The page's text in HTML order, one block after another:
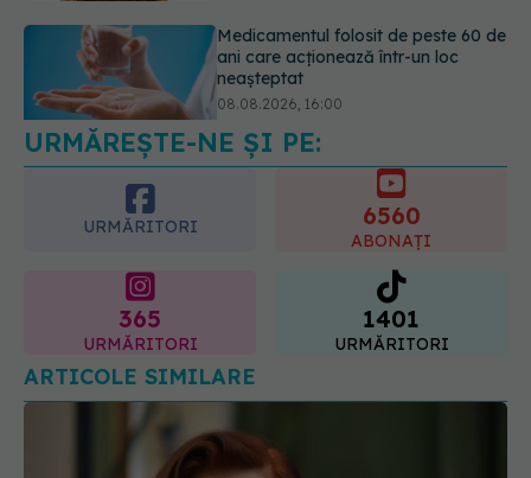
Transpirații nocturne: semnul ignorat
care poate ascunde probleme
serioase de sănătate
08.08.2026, 20:00
URMĂREȘTE-NE ȘI PE:
URMĂRITORI 6560
ABONAȚI
365
URMĂRITORI
1401
URMĂRITORI
ARTICOLE SIMILARE